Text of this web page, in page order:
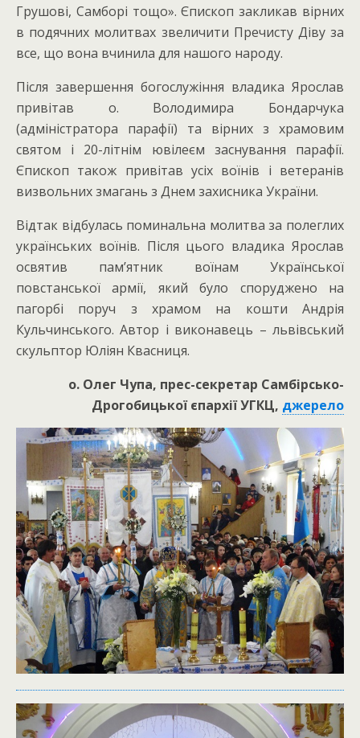
Грушові, Самборі тощо». Єпископ закликав вірних
в подячних молитвах звеличити Пречисту Діву за
все, що вона вчинила для нашого народу.
Після завершення богослужіння владика Ярослав
привітав о. Володимира Бондарчука
(адміністратора парафії) та вірних з храмовим
святом і 20-літнім ювілеєм заснування парафії.
Єпископ також привітав усіх воїнів і ветеранів
визвольних змагань з Днем захисника України.
Відтак відбулась поминальна молитва за полеглих
українських воїнів. Після цього владика Ярослав
освятив пам’ятник воїнам Української
повстанської армії, який було споруджено на
пагорбі поруч з храмом на кошти Андрія
Кульчинського. Автор і виконавець – львівський
скульптор Юліян Квасниця.
о. Олег Чупа, прес-секретар Самбірсько-
Дрогобицької єпархії УГКЦ, джерело